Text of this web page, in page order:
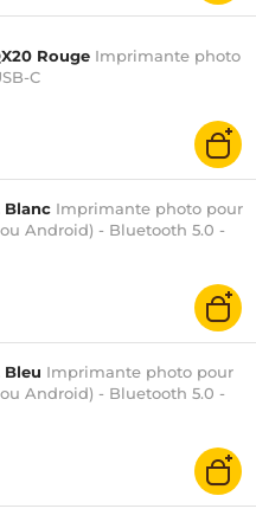
Rouge Imprimante photo
C
Blanc Imprimante photo pour
Android) - Bluetooth 5.0 -
Bleu Imprimante photo pour
Android) - Bluetooth 5.0 -